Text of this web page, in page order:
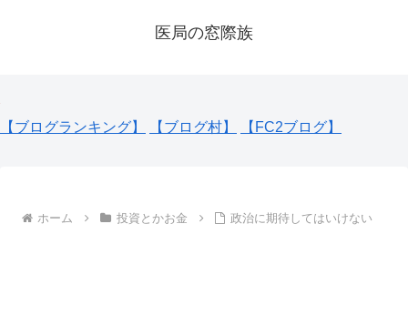
医局の窓際族
【ブログランキング】 【ブログ村】 【FC2ブログ】
ホーム 投資とかお金 政治に期待してはいけない